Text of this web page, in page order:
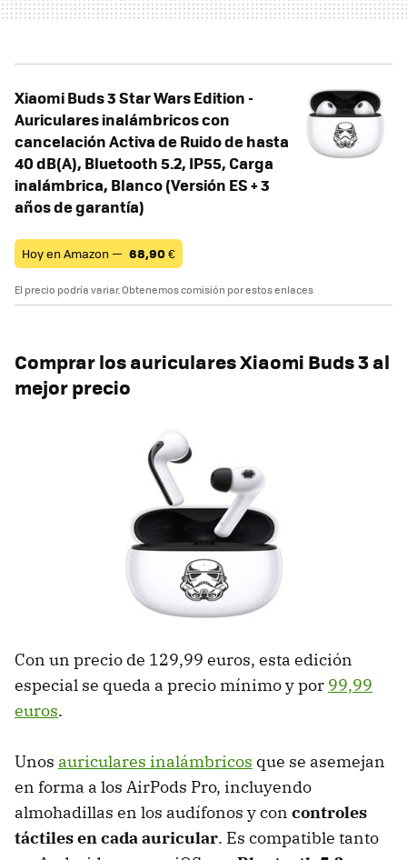
Xiaomi Buds 3 Star Wars Edition -
Auriculares inalámbricos con
cancelación Activa de Ruido de hasta
40 dB(A), Bluetooth 5.2, IP55, Carga
inalámbrica, Blanco (Versión ES + 3
años de garantía)
Hoy en Amazon — 68,90€
El precio podría variar. Obtenemos comisión por estos enlaces
Comprar los auriculares Xiaomi Buds 3 al
mejor precio
Con un precio de 129,99 euros, esta edición
especial se queda a precio mínimo y por 99,99
euros.
Unos auriculares inalámbricos que se asemejan
en forma a los AirPods Pro, incluyendo
almohadillas en los audífonos y con controles
táctiles en cada auricular. Es compatible tanto